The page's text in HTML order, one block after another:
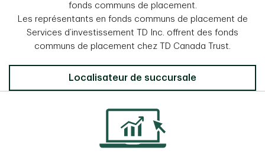
fonds communs de placement.
Les représentants en fonds communs de placement de
Services d’investissement TD Inc. offrent des fonds
communs de placement chez TD Canada Trust.
Localisateur de succursale